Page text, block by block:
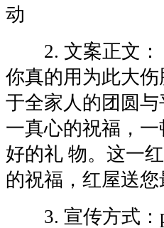
动
2. 文案正文：
你真的用为此大
于全家人的团圆
一真心的祝福，
好的礼 物。这一
的祝福，红屋送您
3. 宣传方式：